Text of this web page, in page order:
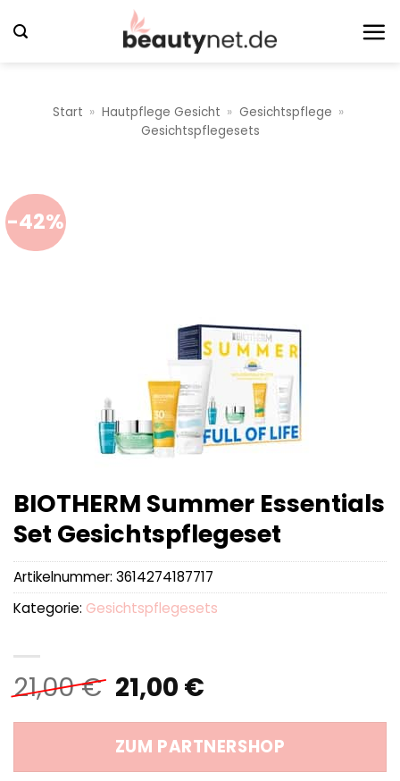
Inhalt
Start » Hautpflege Gesicht » Gesichtspflege »
Gesichtspflegesets
-42%
BIOTHERM Summer Essentials
Set Gesichtspflegeset
21,00€ Ursprünglicher
Preis
war:
21,00 €
21,00 €Aktueller
ist:
21,00 €.
ZUM PARTNERSHOP
Artikelnummer: 3614274187717
Kategorie: Gesichtspflegesets